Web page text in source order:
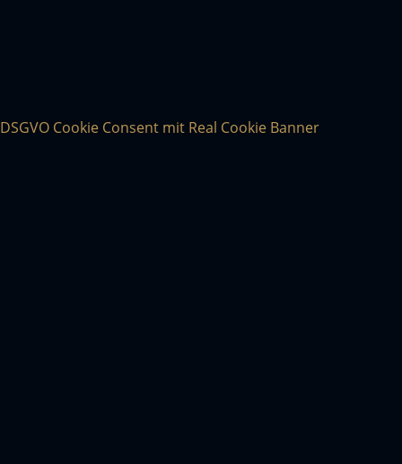
DSGVO Cookie Consent mit Real Cookie Banner